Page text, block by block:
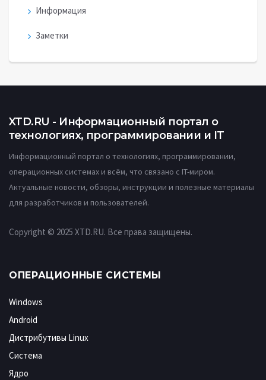
Информация
Заметки
XTD.RU - Информационный портал о
технологиях, программировании и IT
Информационный портал о технологиях, программировании,
операционных системах и всём, что связано с IT-миром.
Актуальные новости, обзоры, инструкции и полезные материалы
для разработчиков и пользователей.
Copyright © 2025 XTD.RU. Все права защищены.
ОПЕРАЦИОННЫЕ СИСТЕМЫ
Windows
Android
Дистрибутивы Linux
Система
Ядро